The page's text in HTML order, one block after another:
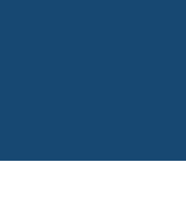
link, opens in a new window)